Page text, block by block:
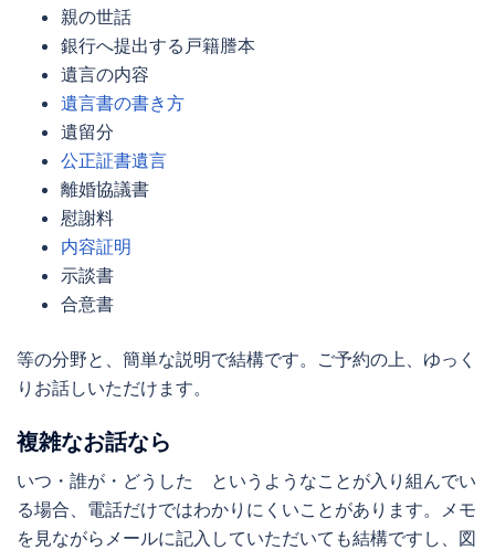
親の世話
銀行へ提出する戸籍謄本
遺言の内容
遺言書の書き方
遺留分
公正証書遺言
離婚協議書
慰謝料
内容証明
示談書
合意書
等の分野と、簡単な説明で結構です。ご予約の上、ゆっく
りお話しいただけます。
複雑なお話なら
いつ・誰が・どうした というようなことが入り組んでい
る場合、電話だけではわかりにくいことがあります。メモ
を見ながらメールに記入していただいても結構ですし、図